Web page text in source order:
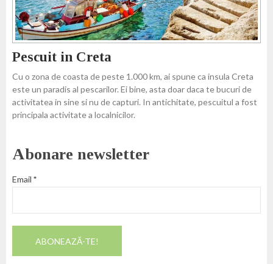
Pescuit in Creta
Cu o zona de coasta de peste 1.000 km, ai spune ca insula Creta
este un paradis al pescarilor. Ei bine, asta doar daca te bucuri de
activitatea in sine si nu de capturi. In antichitate, pescuitul a fost
principala activitate a localnicilor.
Abonare newsletter
Email *